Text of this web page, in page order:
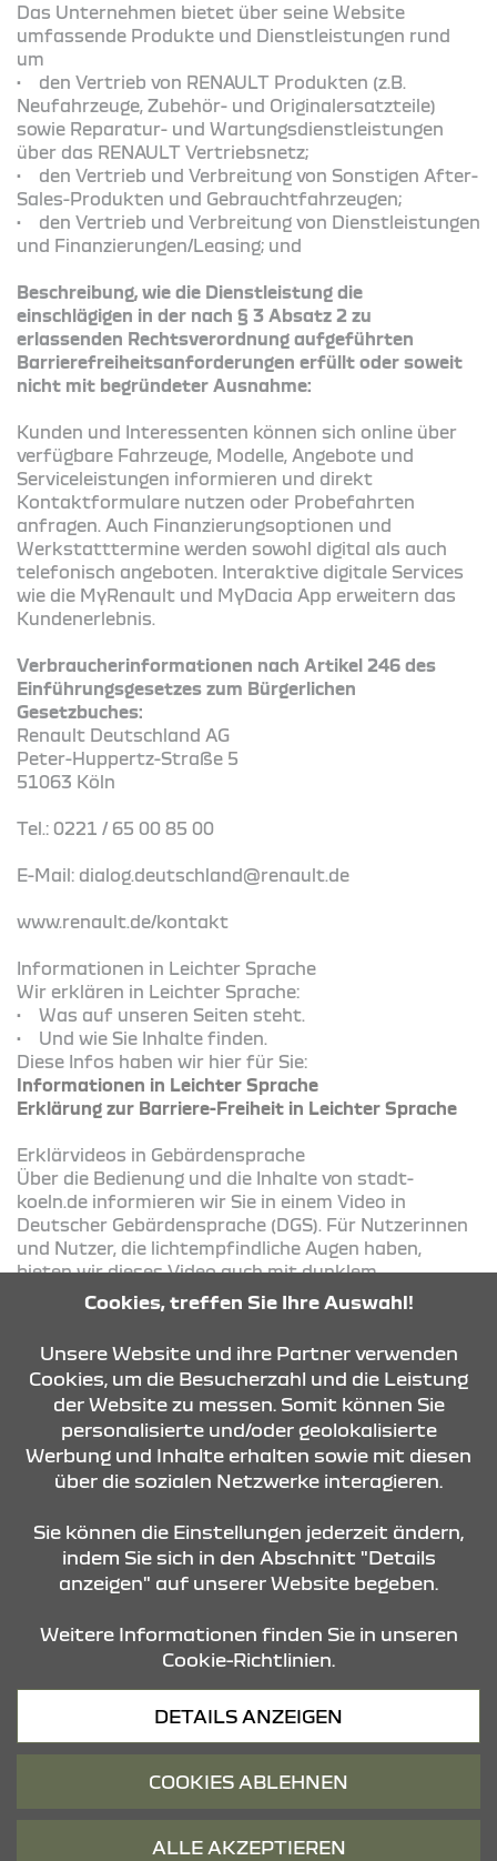
Das Unternehmen bietet über seine Website
umfassende Produkte und Dienstleistungen rund
um
• den Vertrieb von RENAULT Produkten (z.B.
Neufahrzeuge, Zubehör- und Originalersatzteile)
sowie Reparatur- und Wartungsdienstleistungen
über das RENAULT Vertriebsnetz;
• den Vertrieb und Verbreitung von Sonstigen After-
Sales-Produkten und Gebrauchtfahrzeugen;
• den Vertrieb und Verbreitung von Dienstleistungen
und Finanzierungen/Leasing; und
Beschreibung, wie die Dienstleistung die
einschlägigen in der nach § 3 Absatz 2 zu
erlassenden Rechtsverordnung aufgeführten
Barrierefreiheitsanforderungen erfüllt oder soweit
nicht mit begründeter Ausnahme:
Kunden und Interessenten können sich online über
verfügbare Fahrzeuge, Modelle, Angebote und
Serviceleistungen informieren und direkt
Kontaktformulare nutzen oder Probefahrten
anfragen. Auch Finanzierungsoptionen und
Werkstatttermine werden sowohl digital als auch
telefonisch angeboten. Interaktive digitale Services
wie die MyRenault und MyDacia App erweitern das
Kundenerlebnis.
Verbraucherinformationen nach Artikel 246 des
Einführungsgesetzes zum Bürgerlichen
Gesetzbuches:
Renault Deutschland AG
Peter-Huppertz-Straße 5
51063 Köln
Tel.: 0221 / 65 00 85 00
E-Mail: dialog.deutschland@renault.de
www.renault.de/kontakt
Informationen in Leichter Sprache
Wir erklären in Leichter Sprache:
• Was auf unseren Seiten steht.
• Und wie Sie Inhalte finden.
Diese Infos haben wir hier für Sie:
Informationen in Leichter Sprache
Erklärung zur Barriere-Freiheit in Leichter Sprache
Erklärvideos in Gebärdensprache
Über die Bedienung und die Inhalte von stadt-
koeln.de informieren wir Sie in einem Video in
Deutscher Gebärdensprache (DGS). Für Nutzerinnen
und Nutzer, die lichtempfindliche Augen haben,
bieten wir dieses Video auch mit dunklem
Hintergrund an.
Video zu Bedienung und Inhalt in Deutscher
KONTAKT & ANFAHRT
STANDORTE
Datenschutz
© 2026 Dacia
Cookies, treffen Sie Ihre Auswahl!
Unsere Website und ihre Partner verwenden
Cookies, um die Besucherzahl und die Leistung
der Website zu messen. Somit können Sie
personalisierte und/oder geolokalisierte
Werbung und Inhalte erhalten sowie mit diesen
über die sozialen Netzwerke interagieren.
Sie können die Einstellungen jederzeit ändern,
indem Sie sich in den Abschnitt "Details
anzeigen" auf unserer Website begeben.
Weitere Informationen finden Sie in unseren
Cookie-Richtlinien.
DETAILS ANZEIGEN
COOKIES ABLEHNEN
ALLE AKZEPTIEREN